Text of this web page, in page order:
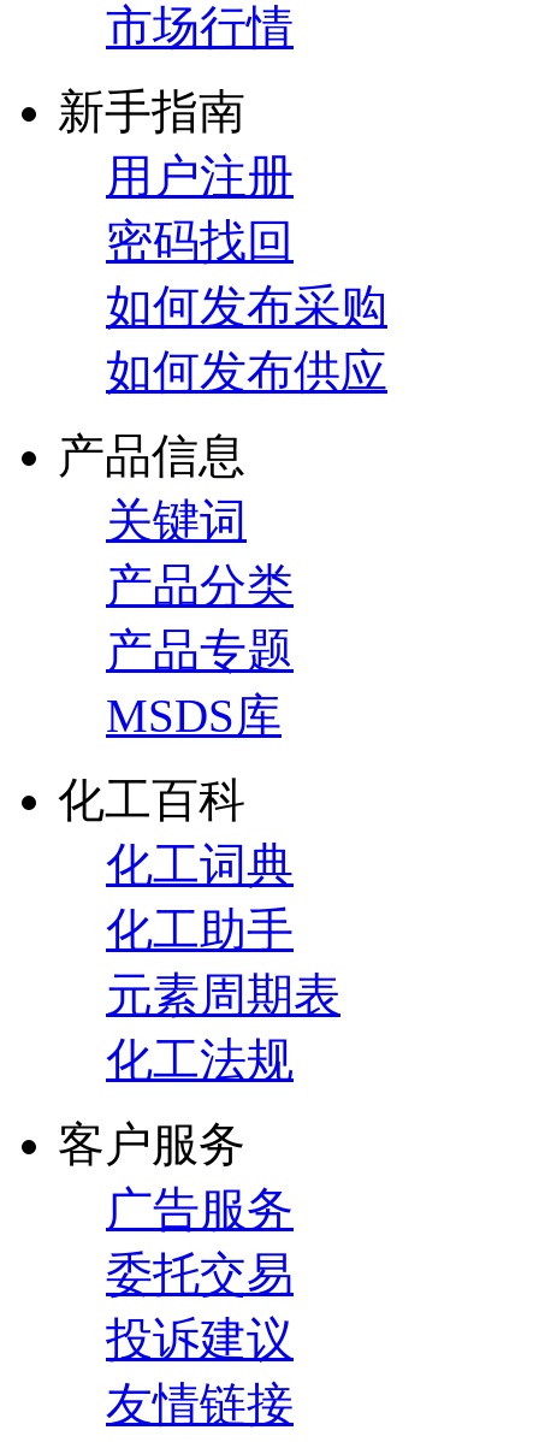
市场行情
新手指南
用户注册
密码找回
如何发布采购
如何发布供应
产品信息
关键词
产品分类
产品专题
MSDS库
化工百科
化工词典
化工助手
元素周期表
化工法规
客户服务
广告服务
委托交易
投诉建议
友情链接